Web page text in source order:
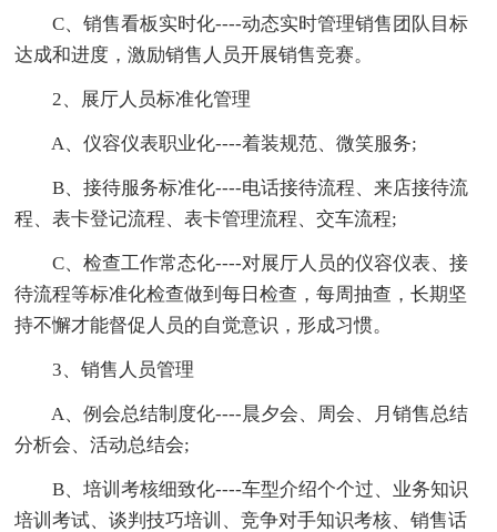
C、销售看板实时化----动态实时管理销售团队目标
达成和进度，激励销售人员开展销售竞赛。
2、展厅人员标准化管理
A、仪容仪表职业化----着装规范、微笑服务;
B、接待服务标准化----电话接待流程、来店接待流
程、表卡登记流程、表卡管理流程、交车流程;
C、检查工作常态化----对展厅人员的仪容仪表、接
待流程等标准化检查做到每日检查，每周抽查，长期坚
持不懈才能督促人员的自觉意识，形成习惯。
3、销售人员管理
A、例会总结制度化----晨夕会、周会、月销售总结
分析会、活动总结会;
B、培训考核细致化----车型介绍个个过、业务知识
培训考试、谈判技巧培训、竞争对手知识考核、销售话